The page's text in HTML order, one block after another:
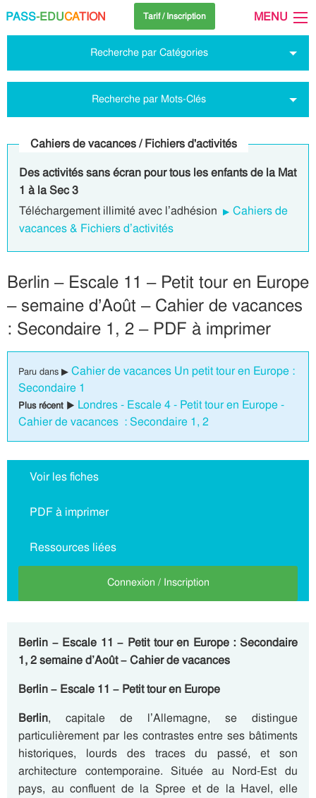
PASS-EDUCATION Tarif / Inscription MENU
Recherche par Catégories
Recherche par Mots-Clés
Cahiers de vacances / Fichiers d'activités
Des activités sans écran pour tous les enfants de la Mat
1 à la Sec 3
Téléchargement illimité avec l’adhésion
Cahiers de
vacances & Fichiers d’activités
Berlin – Escale 11 – Petit tour en Europe
– semaine d’Août – Cahier de vacances
: Secondaire 1, 2 – PDF à imprimer
Paru dans ▶ Cahier de vacances Un petit tour en Europe :
Secondaire 1
Plus récent ▶ Londres - Escale 4 - Petit tour en Europe -
Cahier de vacances : Secondaire 1, 2
Voir les fiches
PDF à imprimer
Ressources liées
Connexion / Inscription
Berlin – Escale 11 – Petit tour en Europe : Secondaire
1, 2 semaine d’Août – Cahier de vacances
Berlin – Escale 11 – Petit tour en Europe
Berlin, capitale de l’Allemagne, se distingue
particulièrement par les contrastes entre ses bâtiments
historiques, lourds des traces du passé, et son
architecture contemporaine. Située au Nord-Est du
pays, au confluent de la Spree et de la Havel, elle